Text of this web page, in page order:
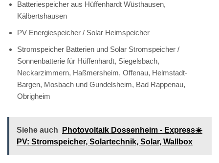
Batteriespeicher aus Hüffenhardt Wüsthausen,
Kälbertshausen
PV Energiespeicher / Solar Heimspeicher
Stromspeicher Batterien und Solar Stromspeicher /
Sonnenbatterie für Hüffenhardt, Siegelsbach,
Neckarzimmern, Haßmersheim, Offenau, Helmstadt-
Bargen, Mosbach und Gundelsheim, Bad Rappenau,
Obrigheim
Siehe auch
Photovoltaik Dossenheim - Express☀️
PV️: Stromspeicher, Solartechnik, Solar, Wallbox